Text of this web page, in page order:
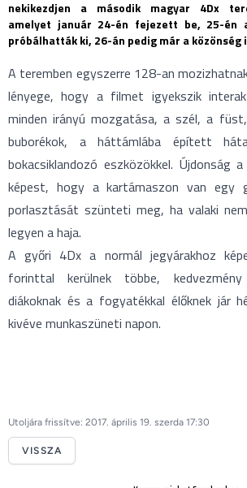
nekikezdjen a második magyar 4Dx
amelyet január 24-én fejezett be, 25-én
próbálhatták ki, 26-án pedig már a közönség
A teremben egyszerre 128-an
lényege, hogy a filmet igyekszik
minden irányú mozgatása, a szél, a
buborékok, a háttámlába épített
bokacsiklandozó eszközökkel. Újdonság
képest, hogy a kartámaszon van egy
porlasztását szünteti meg, ha valaki
legyen a haja.
A győri 4Dx a normál jegyárakhoz
forinttal kerülnek többe,
diákoknak és a fogyatékkal élőknek jár
kivéve munkaszüneti napon.
Utoljára frissítve: 2017. április 19. szerda 17:30
VISSZA